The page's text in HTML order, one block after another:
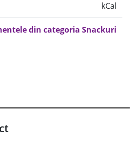
kCal
din categoria Snackuri